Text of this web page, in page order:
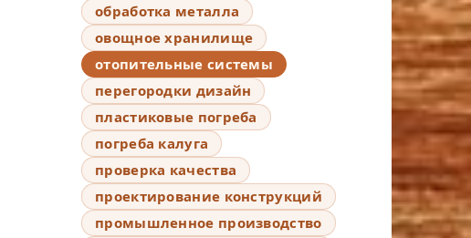
обработка металла
овощное хранилище
отопительные системы
перегородки дизайн
пластиковые погреба
погреба калуга
проверка качества
проектирование конструкций
промышленное производство